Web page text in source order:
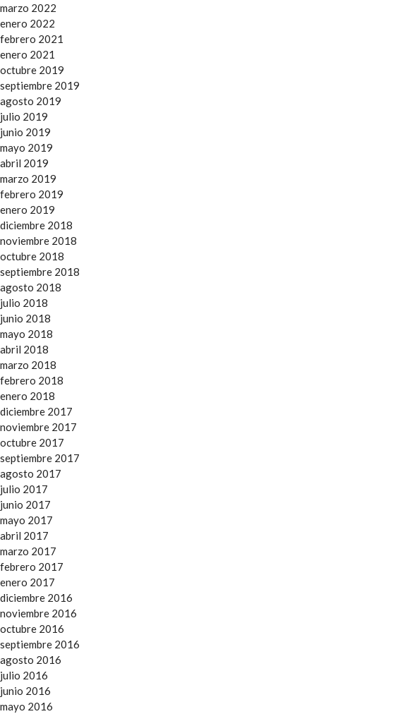
marzo 2022
enero 2022
febrero 2021
enero 2021
octubre 2019
septiembre 2019
agosto 2019
julio 2019
junio 2019
mayo 2019
abril 2019
marzo 2019
febrero 2019
enero 2019
diciembre 2018
noviembre 2018
octubre 2018
septiembre 2018
agosto 2018
julio 2018
junio 2018
mayo 2018
abril 2018
marzo 2018
febrero 2018
enero 2018
diciembre 2017
noviembre 2017
octubre 2017
septiembre 2017
agosto 2017
julio 2017
junio 2017
mayo 2017
abril 2017
marzo 2017
febrero 2017
enero 2017
diciembre 2016
noviembre 2016
octubre 2016
septiembre 2016
agosto 2016
julio 2016
junio 2016
mayo 2016